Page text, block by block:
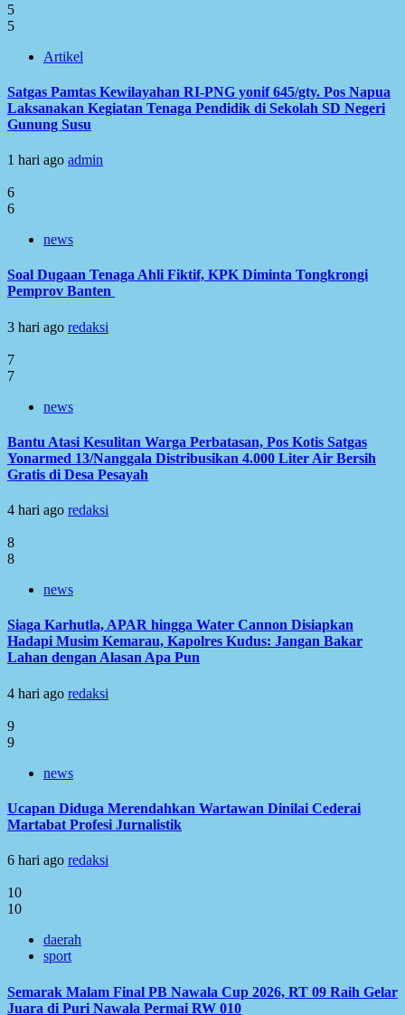
5
5
Artikel
Satgas Pamtas Kewilayahan RI-PNG yonif 645/gty. Pos Napua
Laksanakan Kegiatan Tenaga Pendidik di Sekolah SD Negeri
Gunung Susu
1 hari ago admin
6
6
news
Soal Dugaan Tenaga Ahli Fiktif, KPK Diminta Tongkrongi
Pemprov Banten
3 hari ago redaksi
7
7
news
Bantu Atasi Kesulitan Warga Perbatasan, Pos Kotis Satgas
Yonarmed 13/Nanggala Distribusikan 4.000 Liter Air Bersih
Gratis di Desa Pesayah
4 hari ago redaksi
8
8
news
Siaga Karhutla, APAR hingga Water Cannon Disiapkan
Hadapi Musim Kemarau, Kapolres Kudus: Jangan Bakar
Lahan dengan Alasan Apa Pun
4 hari ago redaksi
9
9
news
Ucapan Diduga Merendahkan Wartawan Dinilai Cederai
Martabat Profesi Jurnalistik
6 hari ago redaksi
10
10
daerah
sport
Semarak Malam Final PB Nawala Cup 2026, RT 09 Raih Gelar
Juara di Puri Nawala Permai RW 010